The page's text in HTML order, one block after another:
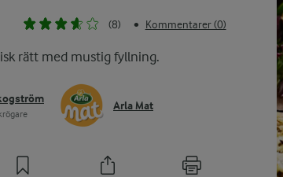
(8) • Kommentarer (0)
rätt med mustig fyllning.
Arla Mat